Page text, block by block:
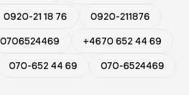
0920-21 18 76
0920-211876
0706524469
+4670 652 44 69
070-652 44 69 070-6524469